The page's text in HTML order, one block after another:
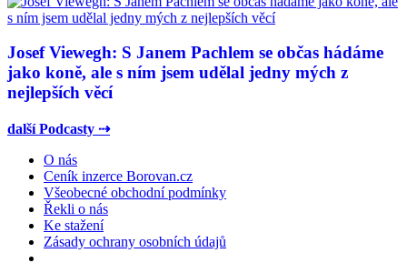
Josef Viewegh: S Janem Pachlem se občas hádáme
jako koně, ale s ním jsem udělal jedny mých z
nejlepších věcí
další Podcasty ⇢
O nás
Ceník inzerce Borovan.cz
Všeobecné obchodní podmínky
Řekli o nás
Ke stažení
Zásady ochrany osobních údajů